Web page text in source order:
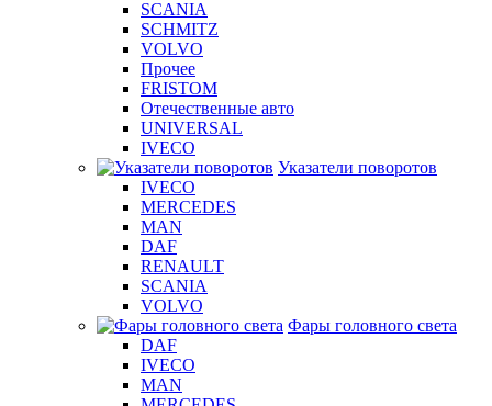
SCANIA
SCHMITZ
VOLVO
Прочее
FRISTOM
Отечественные авто
UNIVERSAL
IVECO
Указатели поворотов
IVECO
MERCEDES
MAN
DAF
RENAULT
SCANIA
VOLVO
Фары головного света
DAF
IVECO
MAN